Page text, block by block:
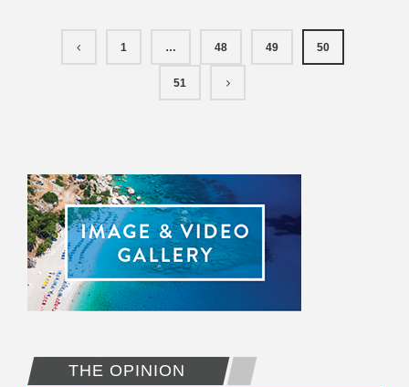
1 … 48 49 50
51
THE OPINION